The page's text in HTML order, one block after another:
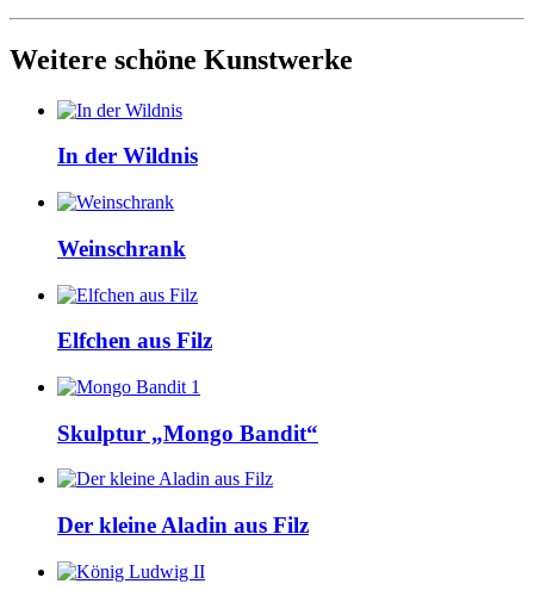
Weitere schöne Kunstwerke
In der Wildnis
Weinschrank
Elfchen aus Filz
Skulptur „Mongo Bandit“
Der kleine Aladin aus Filz